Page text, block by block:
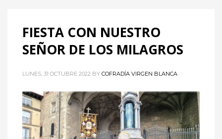
FIESTA CON NUESTRO
SEÑOR DE LOS MILAGROS
LUNES, 31 OCTUBRE 2022 BY COFRADÍA VIRGEN BLANCA